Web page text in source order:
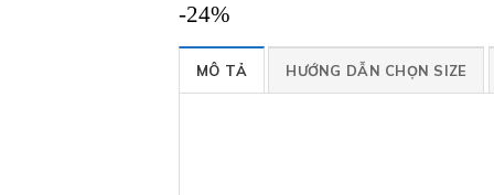
-24%
MÔ TẢ HƯỚNG DẪN CHỌN SIZE